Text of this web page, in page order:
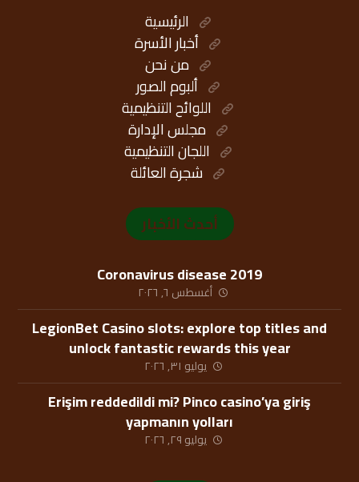
الرئيسية
أخبار الأسرة
من نحن
ألبوم الصور
اللوائح التنظيمية
مجلس الإدارة
اللجان التنظيمية
شجرة العائلة
أحدث الأخبار
Coronavirus disease 2019
أغسطس ٦, ٢٠٢٦
LegionBet Casino slots: explore top titles and
unlock fantastic rewards this year
يوليو ٣١, ٢٠٢٦
Erişim reddedildi mi? Pinco casino’ya giriş
yapmanın yolları
يوليو ٢٩, ٢٠٢٦